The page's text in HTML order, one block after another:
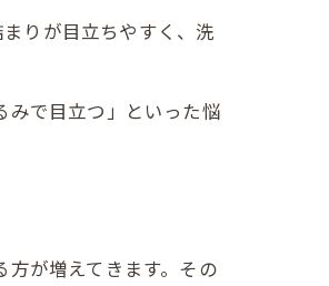
りが目立ちやすく、洗
みで目立つ」といった悩
が増えてきます。その